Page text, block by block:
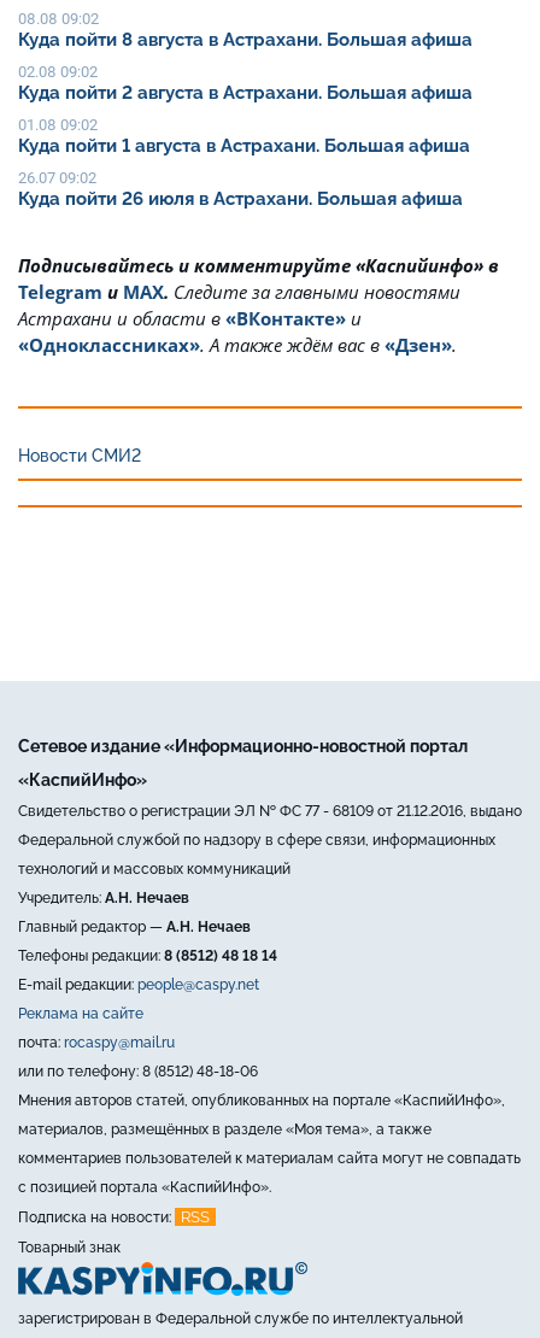
08.08 09:02
Куда пойти 8 августа в Астрахани. Большая афиша
02.08 09:02
Куда пойти 2 августа в Астрахани. Большая афиша
01.08 09:02
Куда пойти 1 августа в Астрахани. Большая афиша
26.07 09:02
Куда пойти 26 июля в Астрахани. Большая афиша
Подписывайтесь и комментируйте «Каспийинфо» в
Telegram и MAX. Cледите за главными новостями
Астрахани и области в «ВКонтакте» и
«Одноклассниках». А также ждём вас в «Дзен».
Новости СМИ2
Сетевое издание «Информационно-новостной портал
«КаспийИнфо»
Свидетельство о регистрации ЭЛ № ФС 77 - 68109 от 21.12.2016, выдано
Федеральной службой по надзору в сфере связи, информационных
технологий и массовых коммуникаций
Учредитель: А.Н. Нечаев
Главный редактор — А.Н. Нечаев
Телефоны редакции: 8 (8512) 48 18 14
E-mail редакции: people@caspy.net
Реклама на сайте
почта: rocaspy@mail.ru
или по телефону: 8 (8512) 48-18-06
Мнения авторов статей, опубликованных на портале «КаспийИнфо»,
материалов, размещённых в разделе «Моя тема», а также
комментариев пользователей к материалам сайта могут не совпадать
с позицией портала «КаспийИнфо».
Подписка на новости:
RSS
Товарный знак
зарегистрирован в Федеральной службе по интеллектуальной